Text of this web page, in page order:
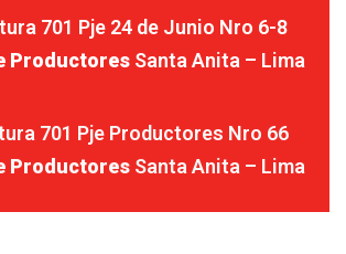
701 Pje 24 de Junio Nro 6-8
ProductoresSanta Anita – Lima
701 Pje Productores Nro 66
ProductoresSanta Anita – Lima